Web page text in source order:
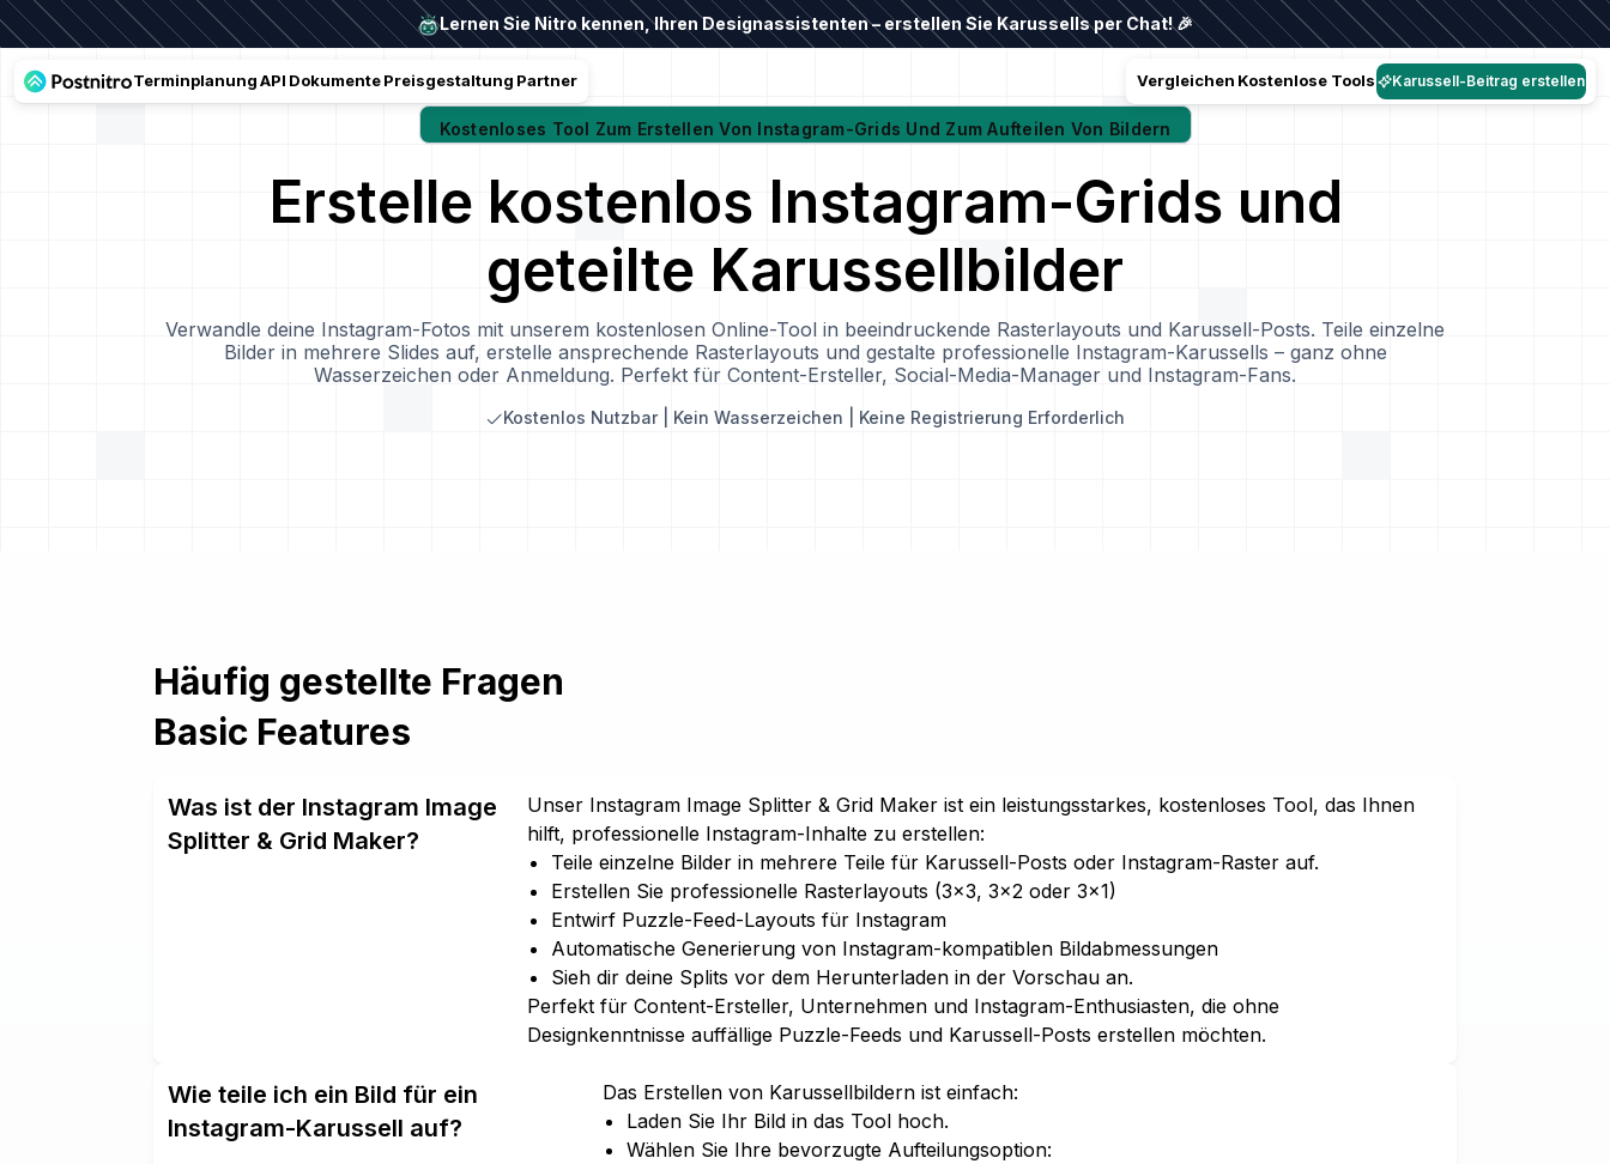
Lernen Sie Nitro kennen, Ihren Designassistenten – erstellen Sie Karussells per Chat! 🎉
TerminplanungAPI DokumentePreisgestaltung Partner Vergleichen Kostenlose Tools Karussell-Beitrag erstellen
Kostenloses Tool Zum Erstellen Von Instagram-Grids Und Zum Aufteilen Von Bildern
Erstelle kostenlos Instagram-Grids und
geteilte Karussellbilder
Verwandle deine Instagram-Fotos mit unserem kostenlosen Online-Tool in beeindruckende Rasterlayouts und Karussell-Posts. Teile einzelne
Bilder in mehrere Slides auf, erstelle ansprechende Rasterlayouts und gestalte professionelle Instagram-Karussells – ganz ohne
Wasserzeichen oder Anmeldung. Perfekt für Content-Ersteller, Social-Media-Manager und Instagram-Fans.
Kostenlos Nutzbar | Kein Wasserzeichen | Keine Registrierung Erforderlich
Häufig gestellte Fragen
Basic Features
Was ist der Instagram Image
Splitter & Grid Maker?
Unser Instagram Image Splitter & Grid Maker ist ein leistungsstarkes, kostenloses Tool, das Ihnen
hilft, professionelle Instagram-Inhalte zu erstellen:
Teile einzelne Bilder in mehrere Teile für Karussell-Posts oder Instagram-Raster auf.
Erstellen Sie professionelle Rasterlayouts (3×3, 3×2 oder 3×1)
Entwirf Puzzle-Feed-Layouts für Instagram
Automatische Generierung von Instagram-kompatiblen Bildabmessungen
Sieh dir deine Splits vor dem Herunterladen in der Vorschau an.
Perfekt für Content-Ersteller, Unternehmen und Instagram-Enthusiasten, die ohne
Designkenntnisse auffällige Puzzle-Feeds und Karussell-Posts erstellen möchten.
Wie teile ich ein Bild für ein
Instagram-Karussell auf?
Das Erstellen von Karussellbildern ist einfach:
Laden Sie Ihr Bild in das Tool hoch.
Wählen Sie Ihre bevorzugte Aufteilungsoption: